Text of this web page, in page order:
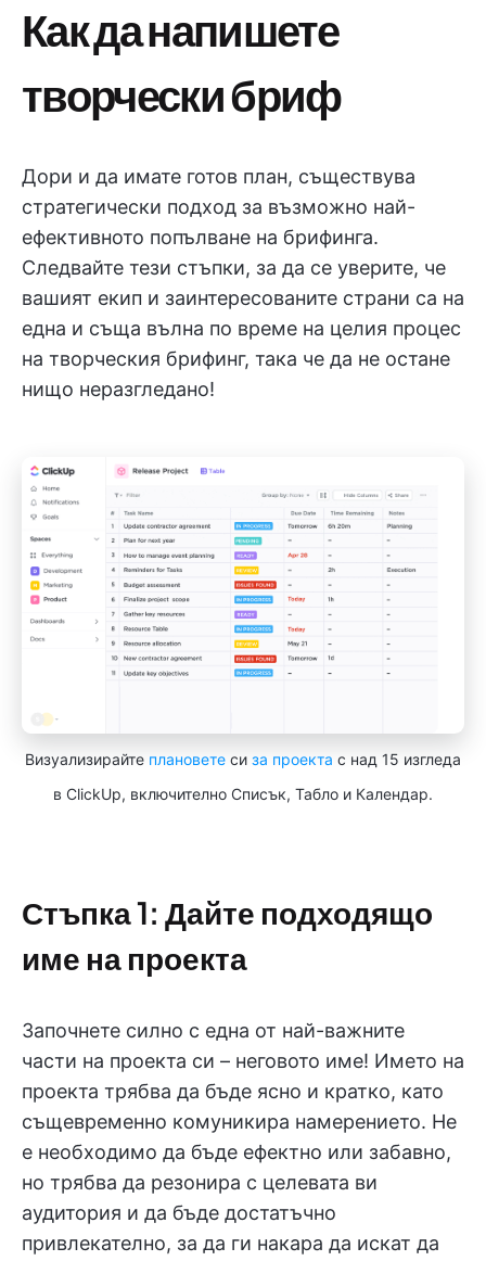
Как да напишете
творчески бриф
Дори и да имате готов план, съществува
стратегически подход за възможно най-
ефективното попълване на брифинга.
Следвайте тези стъпки, за да се уверите, че
вашият екип и заинтересованите страни са на
една и съща вълна по време на целия процес
на творческия брифинг, така че да не остане
нищо неразгледано!
Визуализирайте плановете си за проекта с над 15 изгледа
в ClickUp, включително Списък, Табло и Календар.
Стъпка 1: Дайте подходящо
име на проекта
Започнете силно с една от най-важните
части на проекта си – неговото име! Името на
проекта трябва да бъде ясно и кратко, като
същевременно комуникира намерението. Не
е необходимо да бъде ефектно или забавно,
но трябва да резонира с целевата ви
аудитория и да бъде достатъчно
привлекателно, за да ги накара да искат да